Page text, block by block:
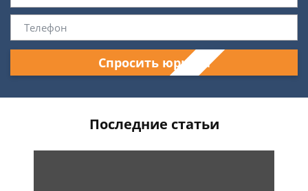
Спросить юриста
Последние статьи